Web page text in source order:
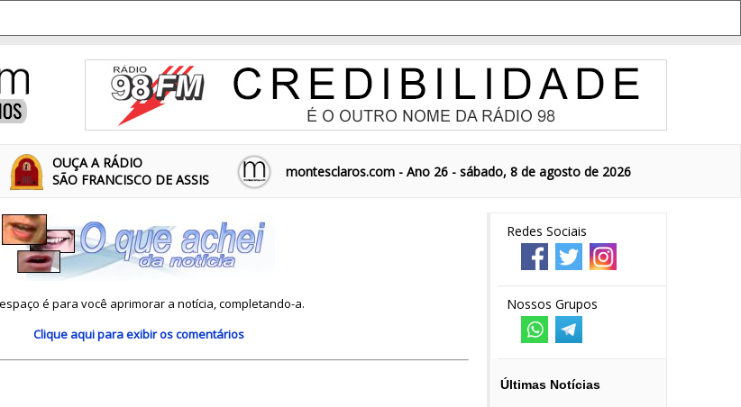
OUÇA A RÁDIO
SÃO FRANCISCO DE ASSIS
montesclaros.com - Ano 26 - sábado, 8 de agosto de 2026
Redes Sociais
Nossos Grupos
Últimas Notícias
é para você aprimorar a notícia, completando-a.
Clique aquipara exibir os comentários